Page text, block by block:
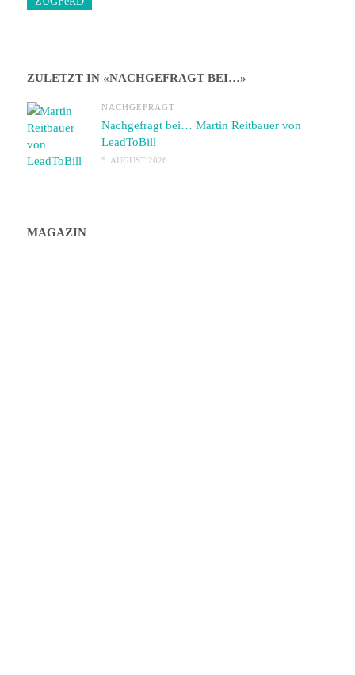
ZULETZT IN «NACHGEFRAGT BEI…»
NACHGEFRAGT
Nachgefragt bei… Martin Reitbauer von
LeadToBill
5. AUGUST 2026
MAGAZIN